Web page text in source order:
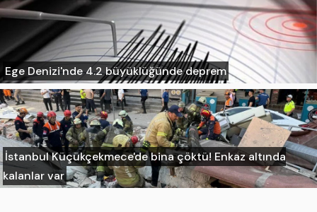
Ege Denizi'nde 4.2 büyüklüğünde deprem
İstanbul Küçükçekmece'de bina çöktü! Enkaz altında
kalanlar var